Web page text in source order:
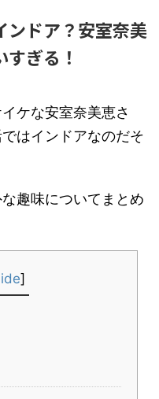
ンドア？安室奈美
ぎる！
ケな安室奈美恵さ
はインドアなのだそ
趣味についてまとめ
]